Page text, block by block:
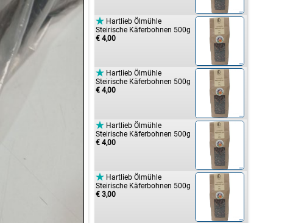
 Hartlieb Ölmühle
Steirische Käferbohnen 500g
€ 4,00
 Hartlieb Ölmühle
Steirische Käferbohnen 500g
€ 4,00
 Hartlieb Ölmühle
Steirische Käferbohnen 500g
€ 4,00
 Hartlieb Ölmühle
Steirische Käferbohnen 500g
€ 3,00